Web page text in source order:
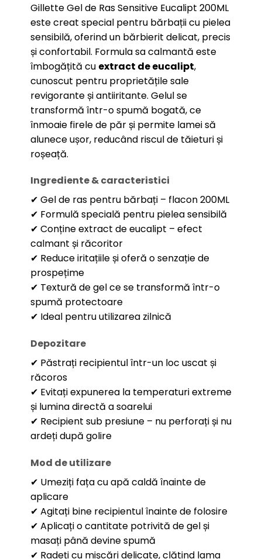
Gillette Gel de Ras Sensitive Eucalipt 200ML
este creat special pentru bărbații cu pielea
sensibilă, oferind un bărbierit delicat, precis
și confortabil. Formula sa calmantă este
îmbogățită cu extract de eucalipt,
cunoscut pentru proprietățile sale
revigorante și antiiritante. Gelul se
transformă într-o spumă bogată, ce
înmoaie firele de păr și permite lamei să
alunece ușor, reducând riscul de tăieturi și
roșeață.
Ingrediente & caracteristici
✔ Gel de ras pentru bărbați – flacon 200ML
✔ Formulă specială pentru pielea sensibilă
✔ Conține extract de eucalipt – efect
calmant și răcoritor
✔ Reduce iritațiile și oferă o senzație de
prospețime
✔ Textură de gel ce se transformă într-o
spumă protectoare
✔ Ideal pentru utilizarea zilnică
Depozitare
✔ Păstrați recipientul într-un loc uscat și
răcoros
✔ Evitați expunerea la temperaturi extreme
și lumina directă a soarelui
✔ Recipient sub presiune – nu perforați și nu
ardeți după golire
Mod de utilizare
✔ Umeziți fața cu apă caldă înainte de
aplicare
✔ Agitați bine recipientul înainte de folosire
✔ Aplicați o cantitate potrivită de gel și
masați până devine spumă
✔ Radeți cu mișcări delicate, clătind lama